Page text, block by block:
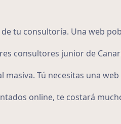
tu consultoría. Una web
consultores junior de
Tú necesitas una
online, te costará